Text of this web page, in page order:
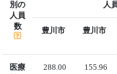
別の
人員
数
人
豊川市
豊川市
医療
288.00 155.96